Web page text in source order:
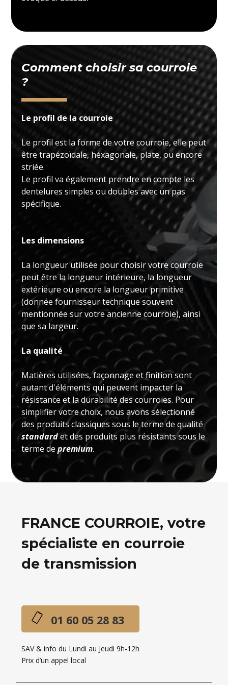
Comment choisir sa courroie
?
Le profil de la courroie
Le profil est la forme de votre courroie, elle peut
être trapézoïdale, héxagonale, plate, ou encore
striée.
Le profil va également prendre en compte les
dentelures simples ou doubles avec un pas
spécifique.
Les dimensions
La longueur utilisée pour choisir votre courroie
peut être la longueur intérieure, la longueur
extérieure ou encore la longueur primitive
(donnée fournisseur technique souvent
mentionnée sur votre ancienne courroie), ainsi
que sa largeur.
La qualité
Matières utilisées, façonnage et finition sont
autant d'éléments qui peuvent impacter la
résistance et la durabilité des courroies. Pour
simplifier votre choix, nous avons sélectionné
des produits classiques sous le terme de qualité
standardet des produits plus résistants sous le
terme depremium.
FRANCE COURROIE, votre
spécialiste en courroie
de transmission
01 60 05 28 83
SAV & info du Lundi au Jeudi 9h-12h
Prix d’un appel local